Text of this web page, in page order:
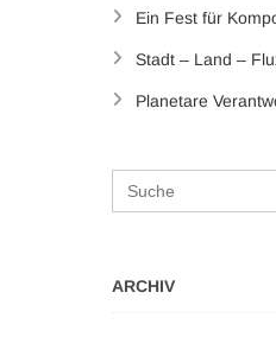
Ein Fest für
Stadt – Land –
Planetare
Search
for:
ARCHIV